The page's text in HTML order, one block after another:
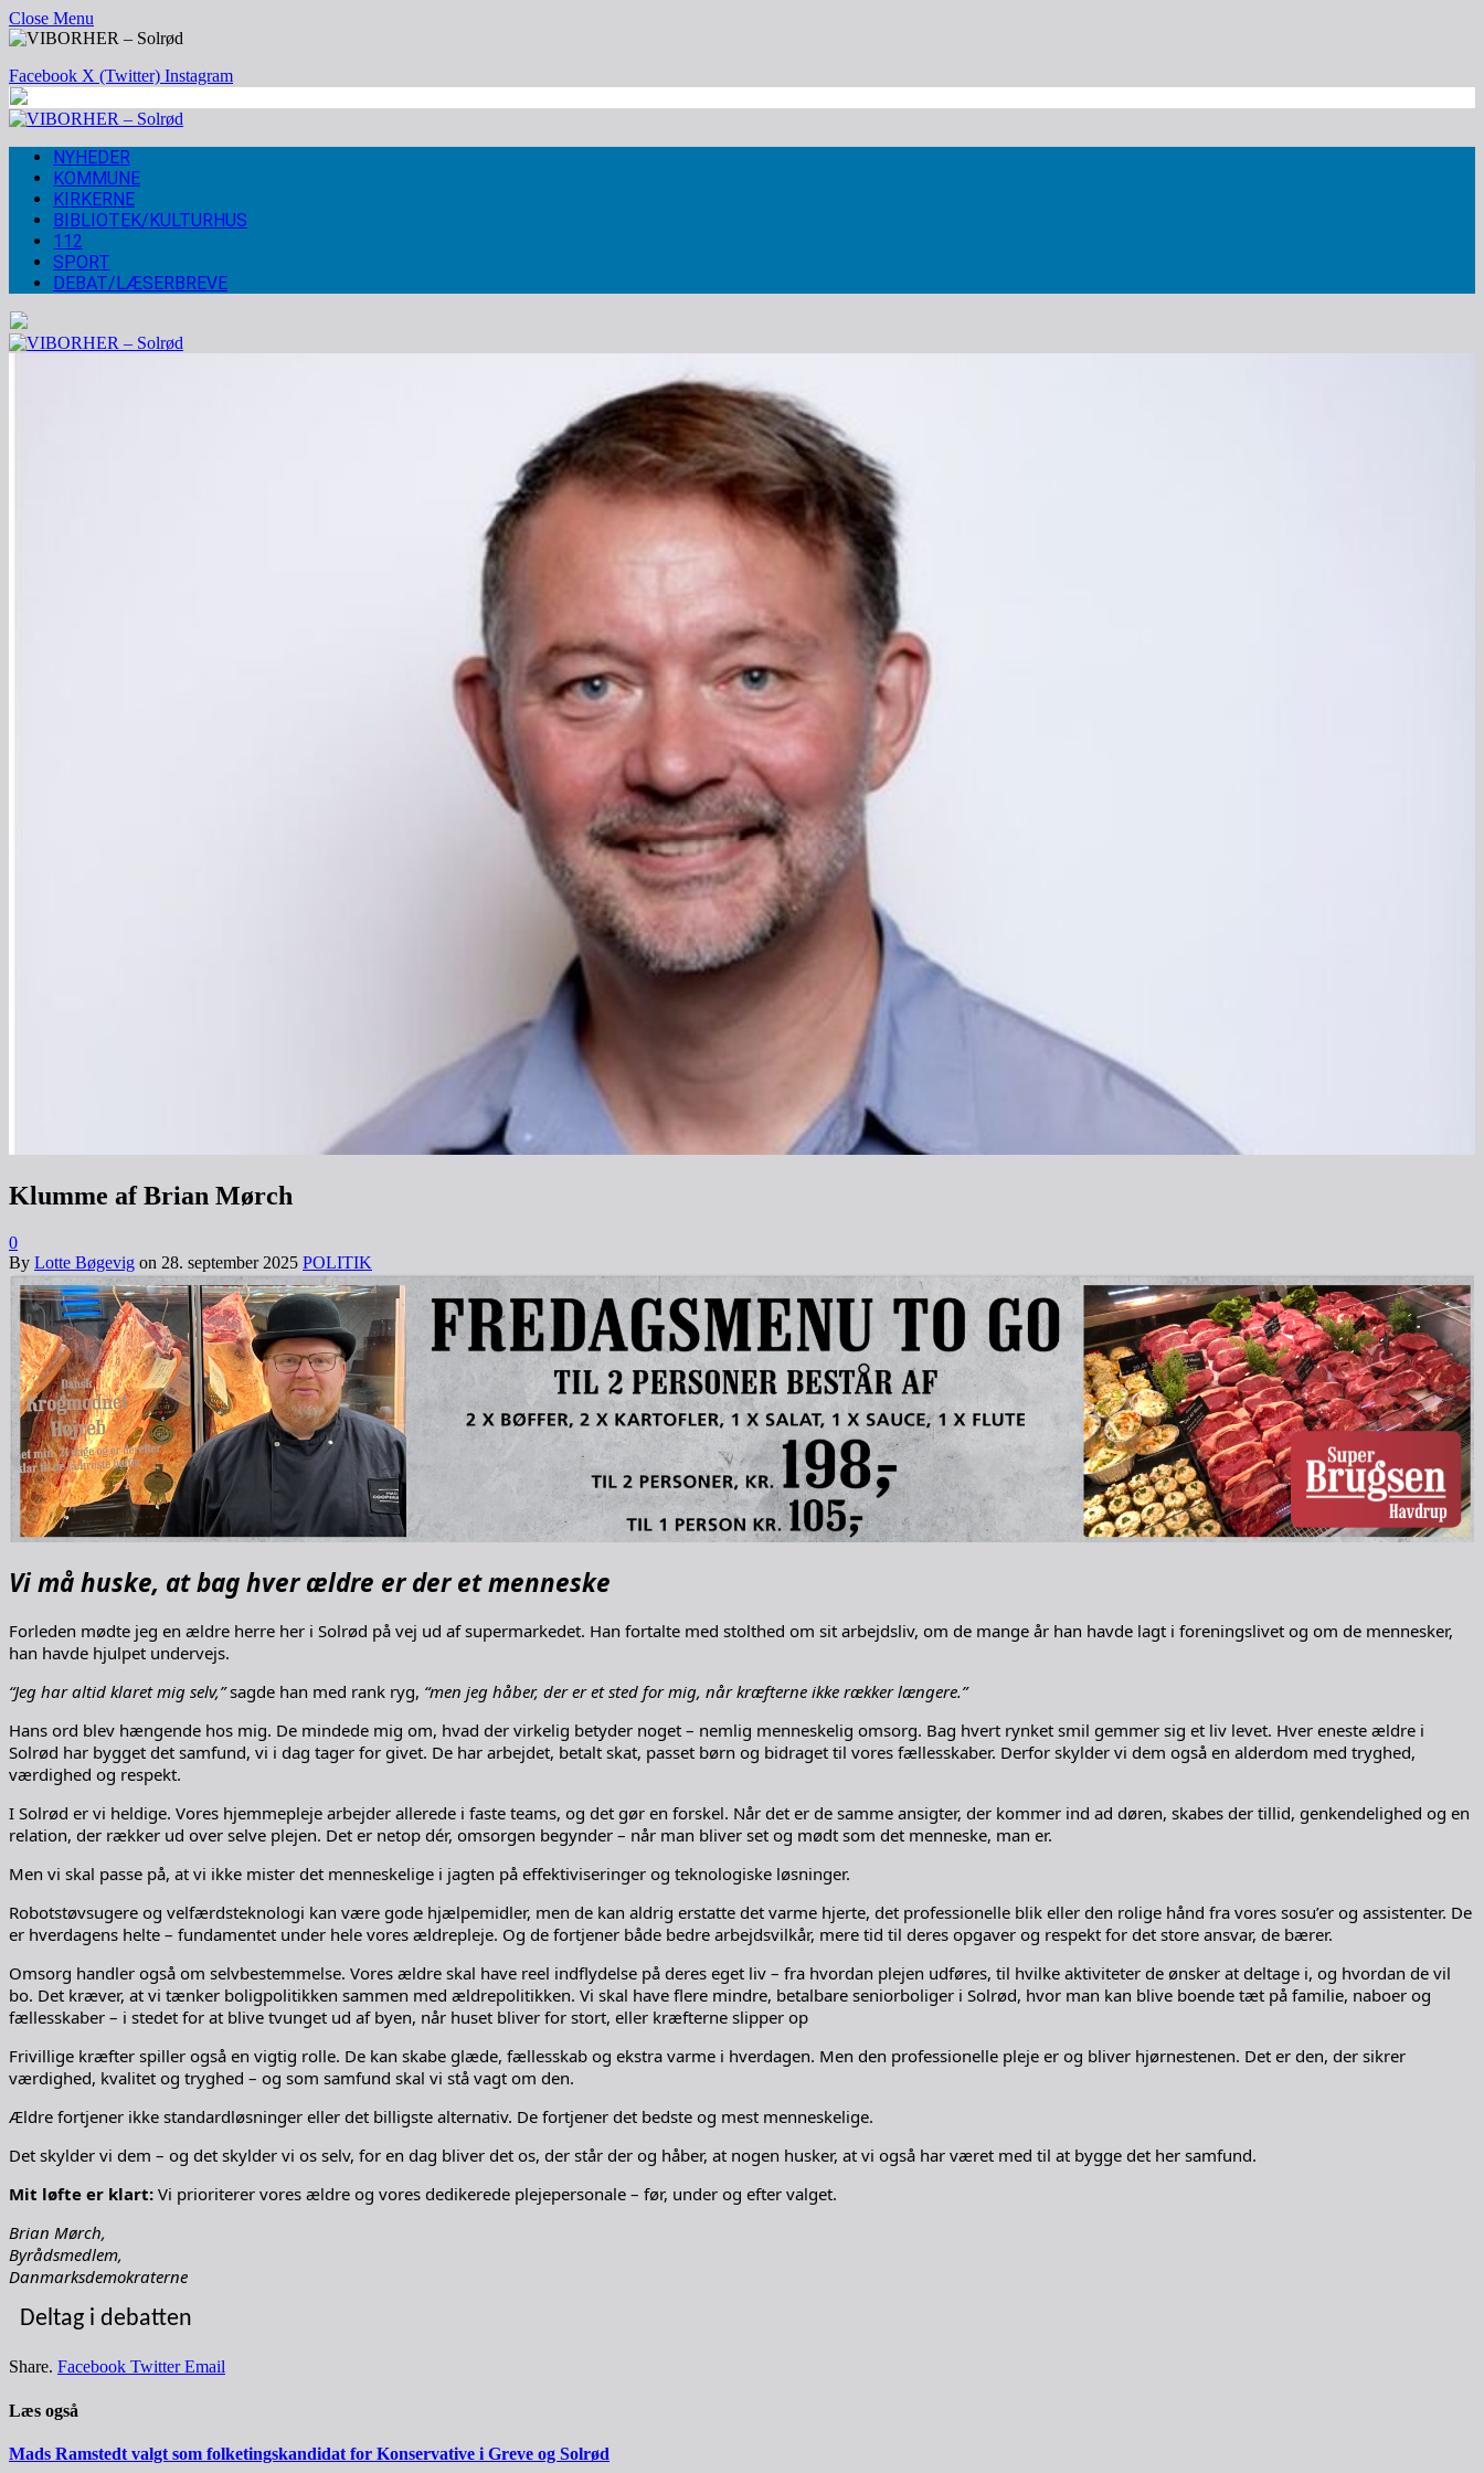
Close Menu
Facebook X (Twitter) Instagram
NYHEDER
KOMMUNE
KIRKERNE
BIBLIOTEK/KULTURHUS
112
SPORT
DEBAT/LÆSERBREVE
Klumme af Brian Mørch
0
By Lotte Bøgevig on 28. september 2025 POLITIK
Vi må huske, at bag hver ældre er der et menneske
Forleden mødte jeg en ældre herre her i Solrød på vej ud af supermarkedet. Han fortalte med stolthed om sit arbejdsliv, om de mange år han havde lagt i foreningslivet og om de mennesker,
han havde hjulpet undervejs.
“Jeg har altid klaret mig selv,”sagde han med rank ryg, “men jeg håber, der er et sted for mig, når kræfterne ikke rækker længere.”
Hans ord blev hængende hos mig. De mindede mig om, hvad der virkelig betyder noget – nemlig menneskelig omsorg. Bag hvert rynket smil gemmer sig et liv levet. Hver eneste ældre i
Solrød har bygget det samfund, vi i dag tager for givet. De har arbejdet, betalt skat, passet børn og bidraget til vores fællesskaber. Derfor skylder vi dem også en alderdom med tryghed,
værdighed og respekt.
I Solrød er vi heldige. Vores hjemmepleje arbejder allerede i faste teams, og det gør en forskel. Når det er de samme ansigter, der kommer ind ad døren, skabes der tillid, genkendelighed og en
relation, der rækker ud over selve plejen. Det er netop dér, omsorgen begynder – når man bliver set og mødt som det menneske, man er.
Men vi skal passe på, at vi ikke mister det menneskelige i jagten på effektiviseringer og teknologiske løsninger.
Robotstøvsugere og velfærdsteknologi kan være gode hjælpemidler, men de kan aldrig erstatte det varme hjerte, det professionelle blik eller den rolige hånd fra vores sosu’er og assistenter. De
er hverdagens helte – fundamentet under hele vores ældrepleje. Og de fortjener både bedre arbejdsvilkår, mere tid til deres opgaver og respekt for det store ansvar, de bærer.
Omsorg handler også om selvbestemmelse. Vores ældre skal have reel indflydelse på deres eget liv – fra hvordan plejen udføres, til hvilke aktiviteter de ønsker at deltage i, og hvordan de vil
bo. Det kræver, at vi tænker boligpolitikken sammen med ældrepolitikken. Vi skal have flere mindre, betalbare seniorboliger i Solrød, hvor man kan blive boende tæt på familie, naboer og
fællesskaber – i stedet for at blive tvunget ud af byen, når huset bliver for stort, eller kræfterne slipper op
Frivillige kræfter spiller også en vigtig rolle. De kan skabe glæde, fællesskab og ekstra varme i hverdagen. Men den professionelle pleje er og bliver hjørnestenen. Det er den, der sikrer
værdighed, kvalitet og tryghed – og som samfund skal vi stå vagt om den.
Ældre fortjener ikke standardløsninger eller det billigste alternativ. De fortjener det bedste og mest menneskelige.
Det skylder vi dem – og det skylder vi os selv, for en dag bliver det os, der står der og håber, at nogen husker, at vi også har været med til at bygge det her samfund.
Mit løfte er klart: Vi prioriterer vores ældre og vores dedikerede plejepersonale – før, under og efter valget.
Brian Mørch,
Byrådsmedlem,
Danmarksdemokraterne
Deltag i debatten
Share. Facebook Twitter Email
Læs også
Mads Ramstedt valgt som folketingskandidat for Konservative i Greve og Solrød